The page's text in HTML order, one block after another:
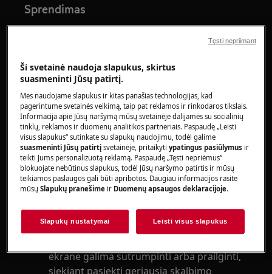
Sprendimas
svorį, o rodomas laikas atitinka šį įvertinimą,
kuris daugeliu atvejų yra labai artimas
faktinei programos trukmei.
Skalbyklė apskaičiuoja laiką atsižvelgdama į
krovinį ir skalbimo tipą bei atitinkamai rodo
įvertintą laiką.
Priklausomai nuo modelio ir skalbimo
programos, šis ekranas gali koreguoti
programos trukmę jos pradžioje arba
Po nustatymo skalbimo programos,
programa rodo numatomą programos
ekrane galima sutrumpinti arba prailginti,
siekiant pasiekti geriausią skalbimo
Ši svetainė naudoja slapukus, skirtus
suasmeninti Jūsų patirtį.
Mes naudojame slapukus ir kitas panašias technologijas, kad
pagerintume svetainės veikimą, taip pat reklamos ir rinkodaros tikslais.
Informacija apie Jūsų naršymą mūsų svetainėje dalijamės su socialinių
tinklų, reklamos ir duomenų analitikos partneriais. Paspaudę „Leisti
visus slapukus“ sutinkate su slapukų naudojimu, todėl galime
suasmeninti Jūsų patirtįsvetainėje, pritaikytiypatingus pasiūlymus ir
teikti Jums personalizuotą reklamą. Paspaudę „Tęsti nepriėmus“
blokuojate nebūtinus slapukus, todėl Jūsų naršymo patirtis ir mūsų
teikiamos paslaugos gali būti apribotos. Daugiau informacijos rasite
mūsųSlapukų pranešime ir Duomenų apsaugos deklaracijoje.
Slapukų nustatymai Leisti visus slapukus
Tęsti nepriimant